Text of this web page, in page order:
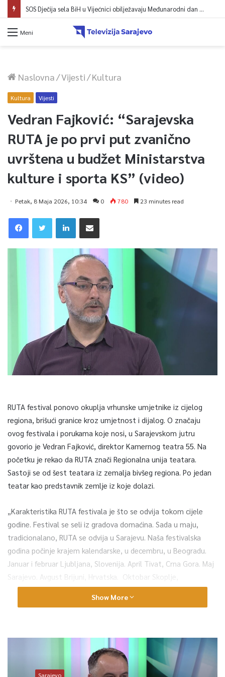
SOS Dječija sela BiH u Vijećnici obilježavaju Međunarodni dan mladih: Više od 200 zaposlenih i stambena podrška za osamostaljivanje
Meni
Naslovna/Vijesti/Kultura
Kultura Vijesti
Vedran Fajković: “Sarajevska
RUTA je po prvi put zvanično
uvrštena u budžet Ministarstva
kulture i sporta KS” (video)
Petak, 8 Maja 2026, 10:34 0 780 23 minutes read
RUTA festival ponovo okuplja vrhunske umjetnike iz cijelog
regiona, brišući granice kroz umjetnost i dijalog. O značaju
ovog festivala i porukama koje nosi, u Sarajevskom jutru
govorio je Vedran Fajković, direktor Kamernog teatra 55. Na
početku je rekao da RUTA znači Regionalna unija teatara.
Sastoji se od šest teatara iz zemalja bivšeg regiona. Po jedan
teatar kao predstavnik zemlje iz koje dolazi.
„Karakteristika RUTA festivala je što se odvija tokom cijele
godine. Festival se seli iz gradova domaćina. Sada u maju,
tradicionalano, RUTA se odvija u Sarajevu. Naša festivalska
godina počinje krajem kalendarske, u decembru, u Beogradu.
Januar i februar Ljubljana, Slovenija. April Tivat, Crna Gora. Maj
Sarajevo. Avgust Brijuni, Hrvatska. Oktobar Skoplje,
Makedonija. Krug završavamo u decembru, u Beogradu. Kada
imate jedan festival godišnje – samo jednom Kamerni teatar
Ministarstva kulture i sporta, ali i drugih sponzora koje tražimo.
RUTA je nešto što se dešava tokom cijele godine, šest puta.
Poprilično zahtjevan festival. Međutim, sedma godina održati
Show More
Sarajevo